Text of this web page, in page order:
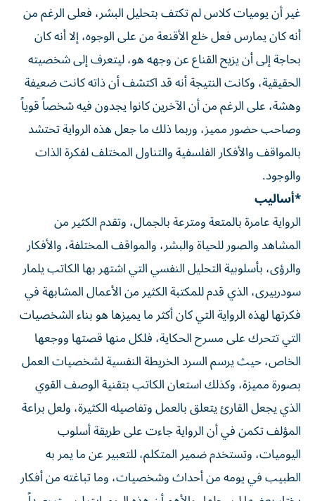
غير أن يوميات كلاس لم تكتف بتحليل البشر، فعلى الرغم من
أنه كان يمارس فعل خلع الأقنعة من على الوجوه، إلا أنه كان
بحاجة إلى أن يزيح القناع عن وجهه هو، ليتعرف إلى شخصيته
الحقيقية، وكانت النتيجة أنه قد اكتشف أن ذاته كانت ضعيفة
وهشة، على الرغم من أن الآخرين كانوا يجدون فيه شخصاً قوياً
وصاحب حضور مميز، وربما ذلك ما جعل هذه الرواية تحتشد
بالمواقف والأفكار الفلسفية والتناول المختلف لفكرة الذات
والوجود.
*أساليب
الرواية عامرة بالمتعة ومترعة بالجمال، وتقدم الكثير من
المشاهد والصور للحياة والبشر، والمواقف المختلفة، والأفكار
والرؤى، بأسلوبية التحليل النفسي التي اشتهر بها الكاتب يلمار
سودربيرى، الذي قدم للمكتبة الكثير من الأعمال المشابهة في
فكرتها لهذه الرواية التي كان أكثر ما يميزها هو بناء الشخصيات
التي تتحرك على مسرح الحكاية، فلكل منها قصتها ووجعها
الخاص، حيث يرسم السرد الخريطة النفسية لشخصيات العمل
بصورة مميزة، وكذلك استعان الكاتب بتقنية الوصف القوي
الذي يجعل القارئ يتعلق بالعمل وتفاصيله الكثيرة، ولعل براعة
المؤلف تكمن في أن الرواية جاءت على طريقة أسلوب
اليوميات، وتستخدم ضمير المتكلم، للتعبير عن ما يمر به
الطبيب في يومه من أحداث وشخصيات، وما تباغته من أفكار